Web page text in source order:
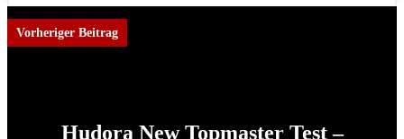
Vorheriger Beitrag
Hudora New Topmaster Test –